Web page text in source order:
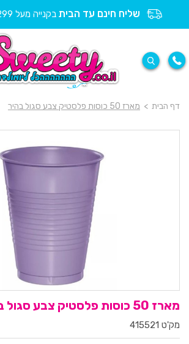
שליח חינם עד הבית בקנייה מעל 299 ₪
דף הבית > מארז 50 כוסות פלסטיק צבע סגול בהיר
מארז 50 כוסות פלסטיק צבע סגול בהיר
מק'ט 415521